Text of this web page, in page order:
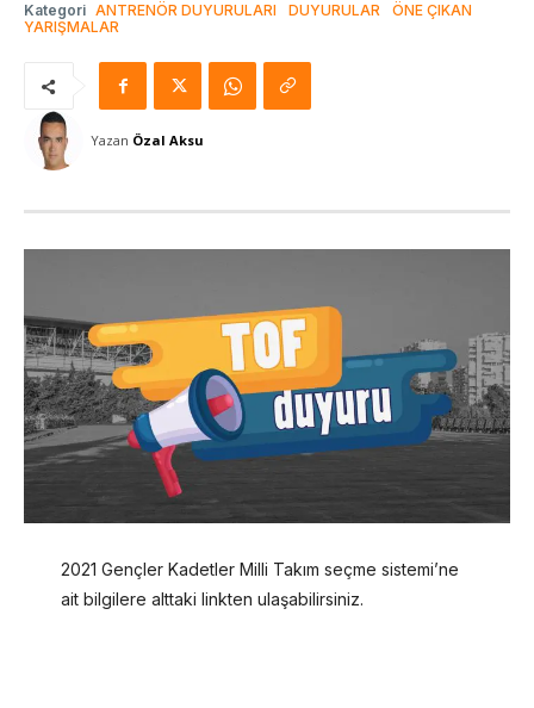
Kategori ANTRENÖR DUYURULARI DUYURULAR
ÖNE ÇIKAN
YARIŞMALAR
Yazan Özal Aksu
2021 Gençler Kadetler Milli Takım seçme sistemi’ne
ait bilgilere alttaki linkten ulaşabilirsiniz.